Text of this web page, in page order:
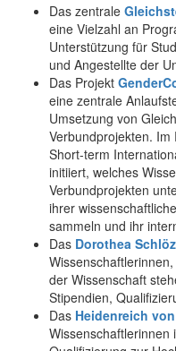
Das zentrale
eine Vielzahl an
Unterstützung für
und Angestellte der
Das Projekt
eine zentrale
Umsetzung von
Verbundprojekten.
Short-term
initiiert, welches
Verbundprojekten
ihrer
sammeln und ihr
Das Dorothea
der Wissenschaft
Stipendien,
Das Heidenreich